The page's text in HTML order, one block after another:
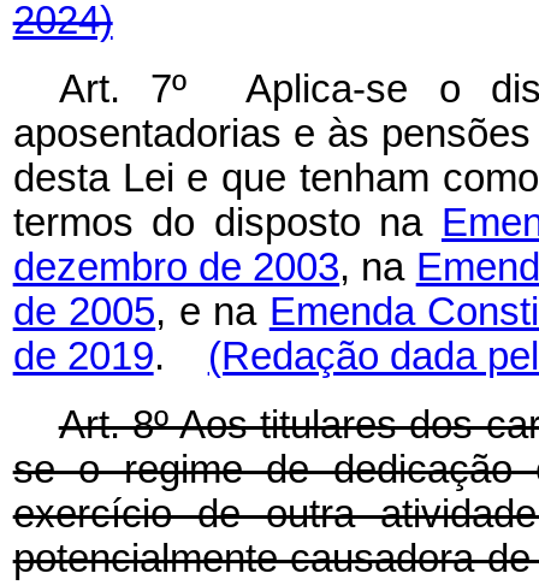
2024)
Art. 7º Aplica-se o
aposentadorias e às
desta Lei e que tenham
termos do disposto na
dezembro de 2003, na
de 2005, e na Emenda
de 2019. (Redação dada
Art. 8º Aos titulares dos
se o regime de dedicação
exercício de outra
potencialmente causadora